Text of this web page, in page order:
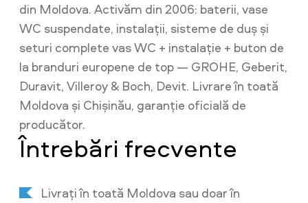
din Moldova. Activăm din 2006: baterii, vase
WC suspendate, instalații, sisteme de duș și
seturi complete vas WC + instalație + buton de
la branduri europene de top — GROHE, Geberit,
Duravit, Villeroy & Boch, Devit. Livrare în toată
Moldova și Chișinău, garanție oficială de
producător.
Întrebări frecvente
Livrați în toată Moldova sau doar în